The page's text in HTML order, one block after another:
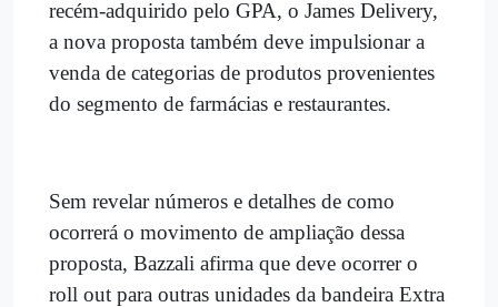
recém-adquirido pelo GPA, o James Delivery,
a nova proposta também deve impulsionar a
venda de categorias de produtos provenientes
do segmento de farmácias e restaurantes.
Sem revelar números e detalhes de como
ocorrerá o movimento de ampliação dessa
proposta, Bazzali afirma que deve ocorrer o
roll out para outras unidades da bandeira Extra